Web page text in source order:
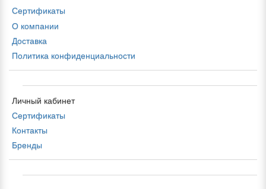
Сертификаты
О компании
Доставка
Политика конфиденциальности
Личный кабинет
Сертификаты
Контакты
Бренды